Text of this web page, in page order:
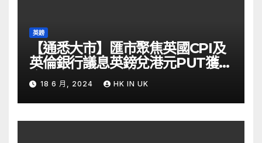
英鎊
【通悉大市】匯市聚焦英國CPI及
英倫銀行議息英鎊兌港元PUT獲資
金留意 – Now 財經
18 6 月, 2024 HK IN UK